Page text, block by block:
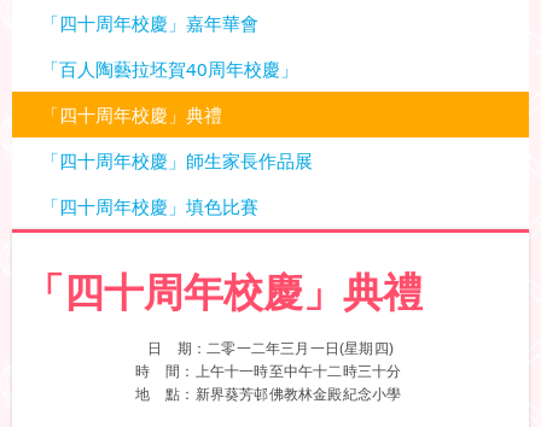
「四十周年校慶」嘉年華會
「百人陶藝拉坯賀40周年校慶」
「四十周年校慶」典禮
「四十周年校慶」師生家長作品展
「四十周年校慶」填色比賽
「四十周年校慶」典禮
日 期：二零一二年三月一日(星期四)
時 間：上午十一時至中午十二時三十分
地 點：新界葵芳邨佛教林金殿紀念小學